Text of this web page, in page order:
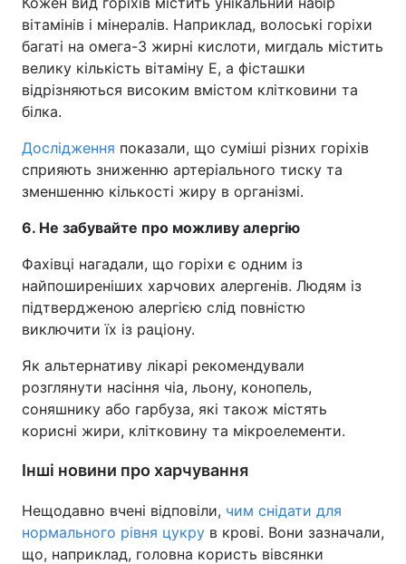
вітамінів і мінералів. Наприклад, волоські горіхи
багаті на омега-3 жирні кислоти, мигдаль містить
велику кількість вітаміну Е, а фісташки
відрізняються високим вмістом клітковини та
білка.
Дослідження показали, що суміші різних горіхів
сприяють зниженню артеріального тиску та
зменшенню кількості жиру в організмі.
6. Не забувайте про можливу алергію
Фахівці нагадали, що горіхи є одним із
найпоширеніших харчових алергенів. Людям із
підтвердженою алергією слід повністю
виключити їх із раціону.
Як альтернативу лікарі рекомендували
розглянути насіння чіа, льону, конопель,
соняшнику або гарбуза, які також містять
корисні жири, клітковину та мікроелементи.
Інші новини про харчування
Нещодавно вчені відповіли, чим снідати для
нормального рівня цукру в крові. Вони зазначали,
що, наприклад, головна користь вівсянки